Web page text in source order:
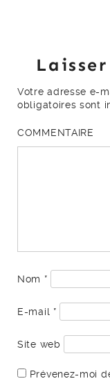
Votre adresse e-
obligatoires sont
COMMENTAIRE
Nom *
E-mail *
Site web
Prévenez-moi